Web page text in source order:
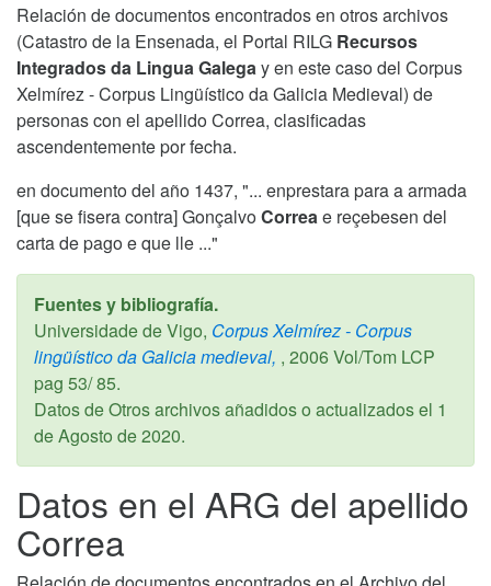
Relación de documentos encontrados en otros archivos
(Catastro de la Ensenada, el Portal RILG Recursos
Integrados da Lingua Galega y en este caso del Corpus
Xelmírez - Corpus Lingüístico da Galicia Medieval) de
personas con el apellido Correa, clasificadas
ascendentemente por fecha.
en documento del año 1437, "... enprestara para a armada
[que se fisera contra] GonçalvoCorrea e reçebesen del
carta de pago e que lle ..."
Fuentes y bibliografía.
Universidade de Vigo, Corpus Xelmírez - Corpus
lingüístico da Galicia medieval, , 2006Vol/Tom LCP
pag 53/ 85.
Datos de Otros archivos añadidos o actualizados el 1
de Agosto de 2020.
Datos en el ARG del apellido
Correa